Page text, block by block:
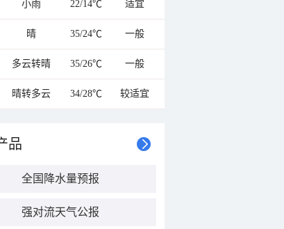
小雨 22/14℃ 适宜
晴 35/24℃ 一般
多云转晴 35/26℃ 一般
晴转多云 34/28℃ 较适宜
品
全国降水量预报
强对流天气公报